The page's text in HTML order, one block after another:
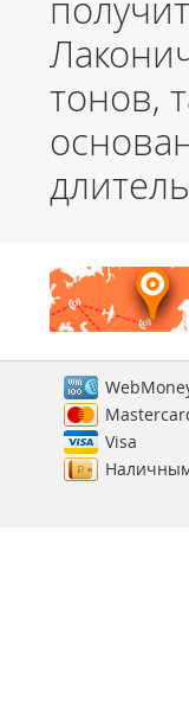
тонов,
Visa